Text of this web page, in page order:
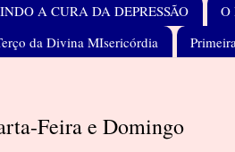
A CURA DA DEPRESSÃO
O
da Divina MIsericórdia
Feira e Domingo